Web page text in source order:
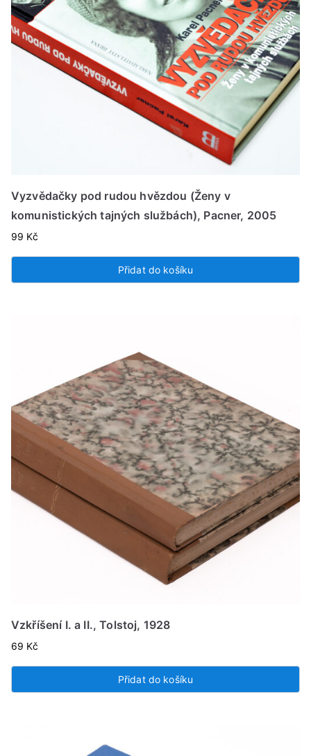
Vyzvědačky pod rudou hvězdou (Ženy v
komunistických tajných službách), Pacner, 2005
99 Kč
Přidat do košíku
Vzkříšení I. a II., Tolstoj, 1928
69 Kč
Přidat do košíku